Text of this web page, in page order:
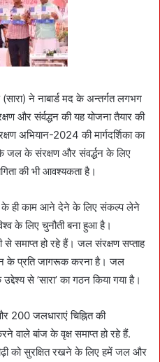
ने नाबार्ड मद के अन्तर्गत लगभग
और संर्वद्धन की यह योजना तैयार की
अभियान-2024 की मार्गदर्शिका का
जल के संरक्षण और संवर्द्धन के लिए
की भी आवश्यकता है।
के ही काम आने देने के लिए संकल्प लेने
के लिए चुनौती बना हुआ है।
समाप्त हो रहे हैं। जल संरक्षण सप्ताह
के प्रति जागरूक करना है। जल
से ’सारा’ का गठन किया गया है।
जलधाराएं चिह्नित की
वाले बांज के वृक्ष समाप्त हो रहे हैं.
को सुरक्षित रखने के लिए हमें जल और